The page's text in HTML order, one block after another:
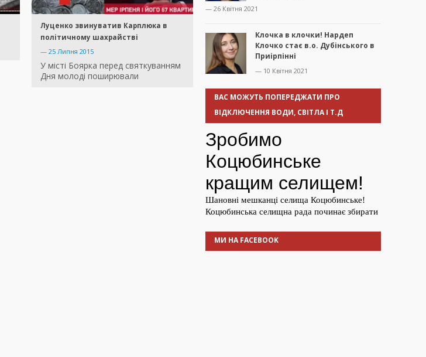
Луценко звинуватив Карплюка в
політичному шахрайстві
— 25 Липня 2015
У місті Боярка перед святкуванням
Дня молоді поширювали
— 26 Квітня 2021
Клочка в клочки! Нардеп
Клочко стає в.о. Дубінського в
Приірпінні
— 10 Квітня 2021
ВАС МОЖУТЬ ПОПЕРЕДЖАТИ ПРО
ВІДКЛЮЧЕННЯ ВОДИ, СВІТЛА І Т.Д
МИ НА FACEBOOK